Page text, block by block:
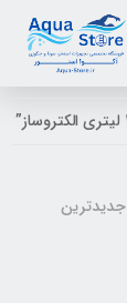
جدیدترین